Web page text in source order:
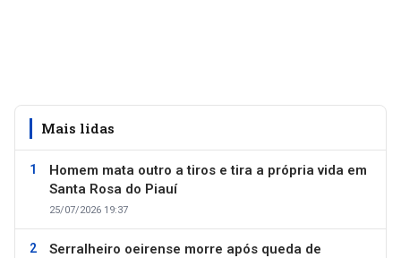
Mais lidas
Homem mata outro a tiros e tira a própria vida em
Santa Rosa do Piauí
25/07/2026 19:37
Serralheiro oeirense morre após queda de